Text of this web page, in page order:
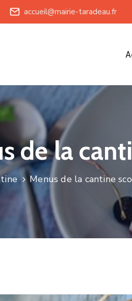
accueil@mairie-taradeau.fr
de la
Menus de la cantine